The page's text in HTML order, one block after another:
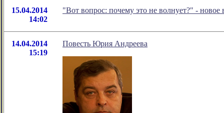
15.04.2014
14:02
"Вот вопрос: почему это не волнует?" -
14.04.2014
15:19
Повесть Юрия Андреева